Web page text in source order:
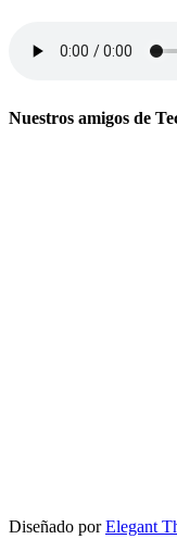
Nuestros amigos de
Diseñado porElegant